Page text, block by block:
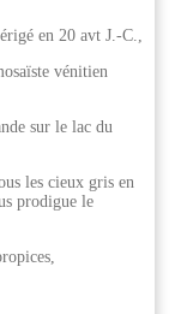
en 20 avt J.-C.,
vénitien
sur le lac du
les cieux gris en
prodigue le